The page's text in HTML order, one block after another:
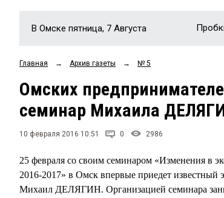
В Омске пятница, 7 Августа
Главная → Архив газеты → № 5
Омских
семинар Михаила
10 февраля 2016 10:51 0 2986
25 февраля со своим семинаром «Изменения в
2016-2017» в Омск впервые приедет известный
Михаил ДЕЛЯГИН. Организацией семинара